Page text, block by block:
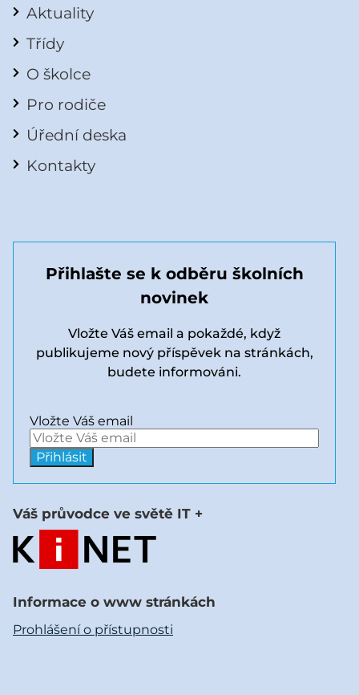
Aktuality
Třídy
O školce
Pro rodiče
Úřední deska
Kontakty
Přihlašte se k odběru školních
novinek
Vložte Váš email a pokaždé, když
publikujeme nový příspěvek na stránkách,
budete informováni.
Vložte Váš email
Váš průvodce ve světě IT +
Informace o www stránkách
Prohlášení o přístupnosti